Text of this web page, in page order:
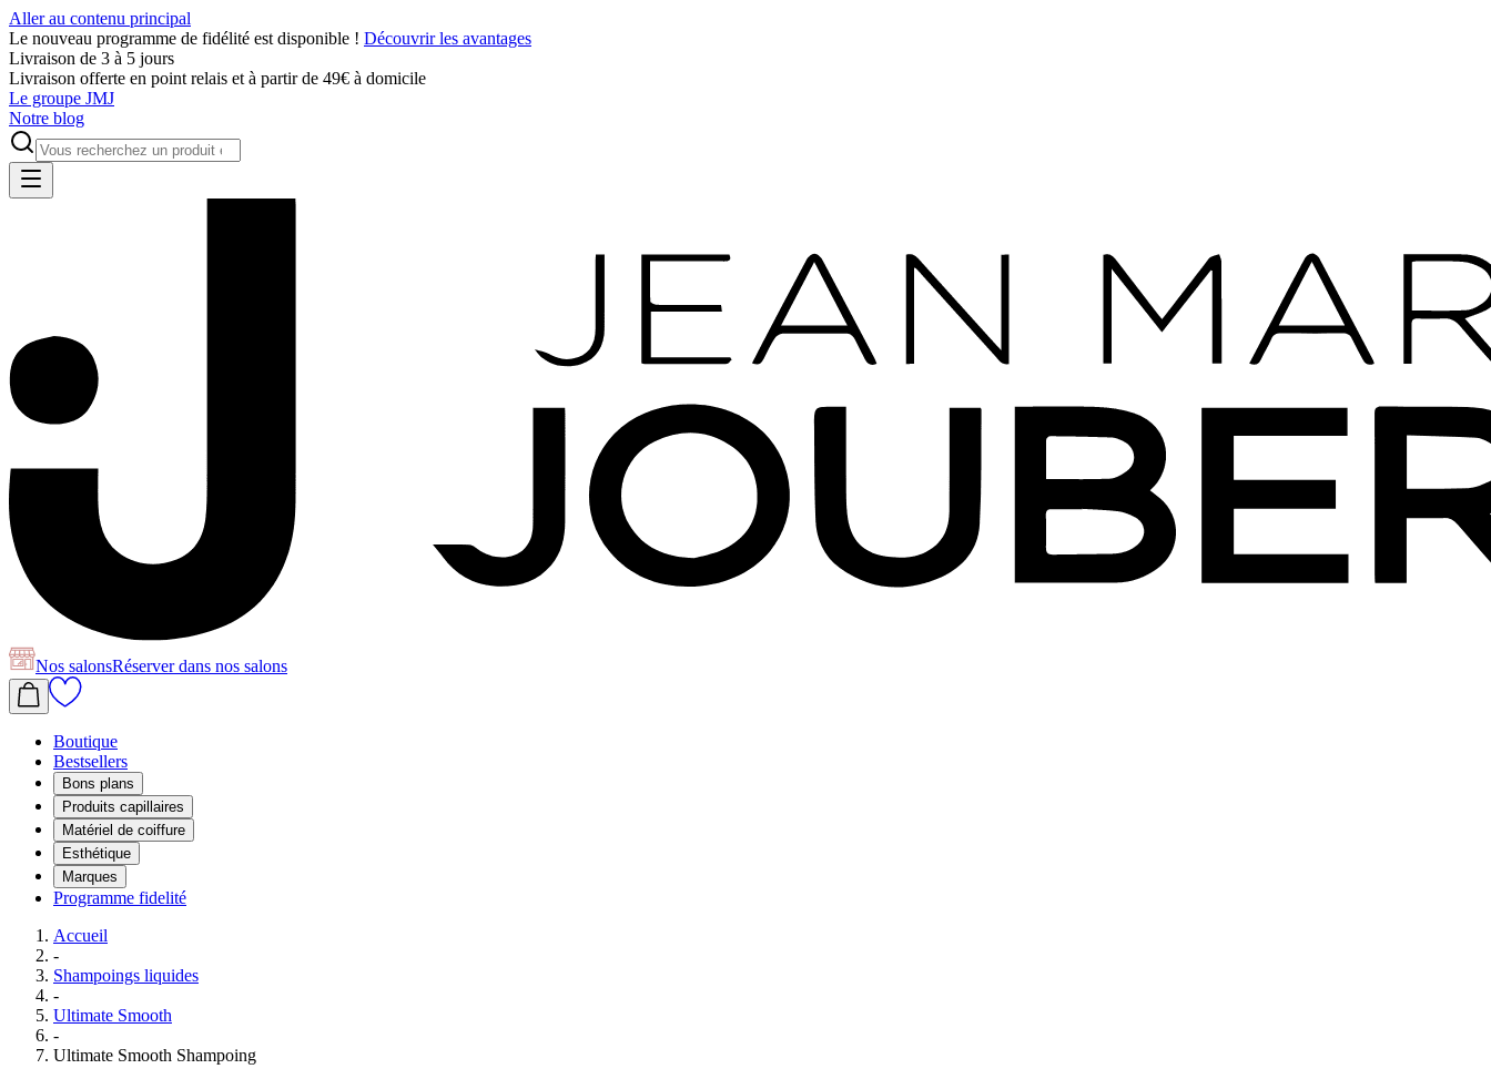
Aller au contenu principal
Le nouveau programme de fidélité est disponible ! Découvrir les avantages
Livraison de 3 à 5 jours
Livraison offerte en point relais et à partir de 49€ à domicile
Le groupe JMJ
Notre blog
Nos salonsRéserverdans nos salons
Boutique
Bestsellers
Bons plans
Produits capillaires
Matériel de coiffure
Esthétique
Marques
Programme fidelité
Accueil
-
Shampoings liquides
-
Ultimate Smooth
-
Ultimate Smooth Shampoing